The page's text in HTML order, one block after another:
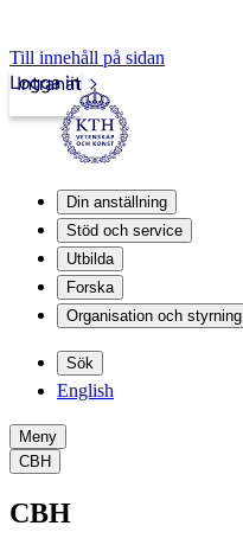
Till innehåll på sidan
Intranät
Logga in
Din anställning
Stöd och service
Utbilda
Forska
Organisation och styrning
Sök
English
Meny
CBH
CBH